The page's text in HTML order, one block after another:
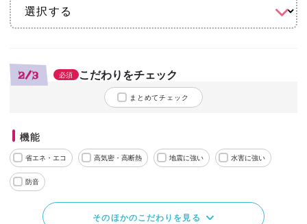
2/3 必須 こだわりをチェック
まとめてチェック
機能
省エネ・エコ 高気密・高断熱 地震に強い 水害に強い
防音
そのほかのこだわりを見る